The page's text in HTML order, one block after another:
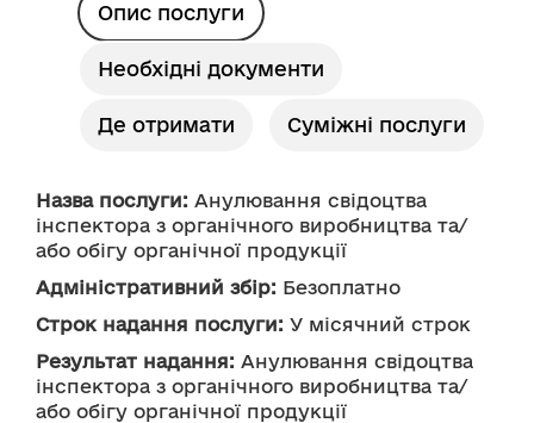
Опис послуги
Необхідні документи
Де отримати Суміжні послуги
Назва послуги: Анулювання свідоцтва
інспектора з органічного виробництва та/
або обігу органічної продукції
Адміністративний збір: Безоплатно
Строк надання послуги: У місячний строк
Результат надання: Анулювання свідоцтва
інспектора з органічного виробництва та/
або обігу органічної продукції